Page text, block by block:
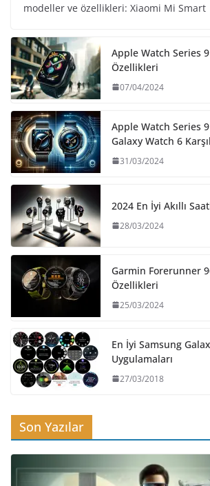
modeller ve özellikleri: Xiaomi Mi Smart
Apple Watch Series
Özellikleri
07/04/2024
Apple Watch Series
Galaxy Watch 6
31/03/2024
2024 En İyi Akıllı
28/03/2024
Garmin Forerunner
Özellikleri
25/03/2024
En İyi Samsung
Uygulamaları
27/03/2018
Son Yazılar